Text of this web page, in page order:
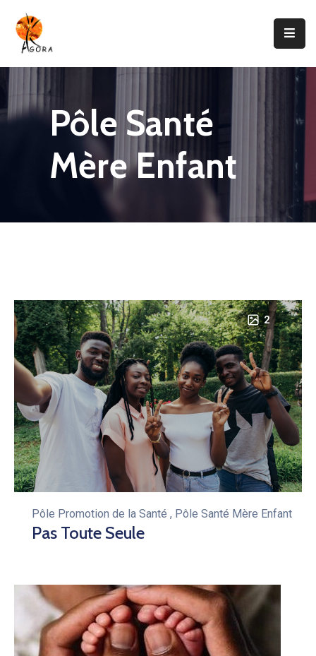
AGORA
Domaines
Agir
Pôle Santé
Mère Enfant
2
Pôle Promotion de la Santé , Pôle Santé Mère Enfant
Pas Toute Seule